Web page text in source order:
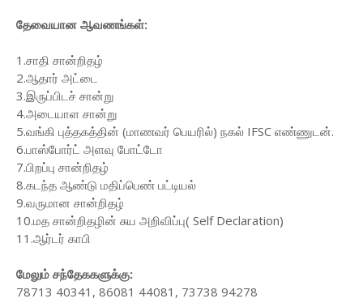
தேவையான ஆவணங்கள்:
1.சாதி சான்றிதழ்
2.ஆதார் அட்டை
3.இருப்பிடச் சான்று
4.அடையாள சான்று
5.வங்கி புத்தகத்தின் (மாணவர் பெயரில்) நகல் IFSC எண்ணுடன்.
6.பாஸ்போர்ட் அளவு போட்டோ
7.பிறப்பு சான்றிதழ்
8.கடந்த ஆண்டு மதிப்பெண் பட்டியல்
9.வருமான சான்றிதழ்
10.மத சான்றிதழின் சுய அறிவிப்பு( Self Declaration)
11.ஆர்டர் காபி
மேலும் சந்தேககளுக்கு:
78713 40341, 86081 44081, 73738 94278